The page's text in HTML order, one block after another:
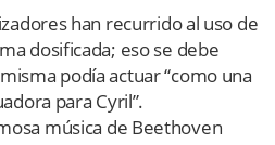
han recurrido al uso de
dosificada; eso se debe
podía actuar “como una
para Cyril”.
música de Beethoven